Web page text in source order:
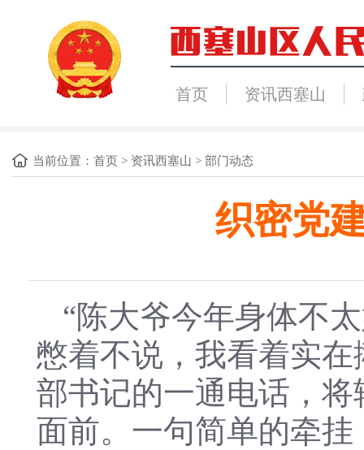
首页 资讯西塞山
当前位置： 首页 > 资讯西塞山 > 部门动态
织密党
“陈大爷今年身体不
憋着不说，我看着实
部书记的一通电话，
面前。一句简单的牵